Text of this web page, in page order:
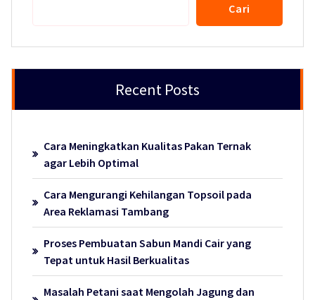
Cari
Recent Posts
Cara Meningkatkan Kualitas Pakan Ternak
agar Lebih Optimal
Cara Mengurangi Kehilangan Topsoil pada
Area Reklamasi Tambang
Proses Pembuatan Sabun Mandi Cair yang
Tepat untuk Hasil Berkualitas
Masalah Petani saat Mengolah Jagung dan